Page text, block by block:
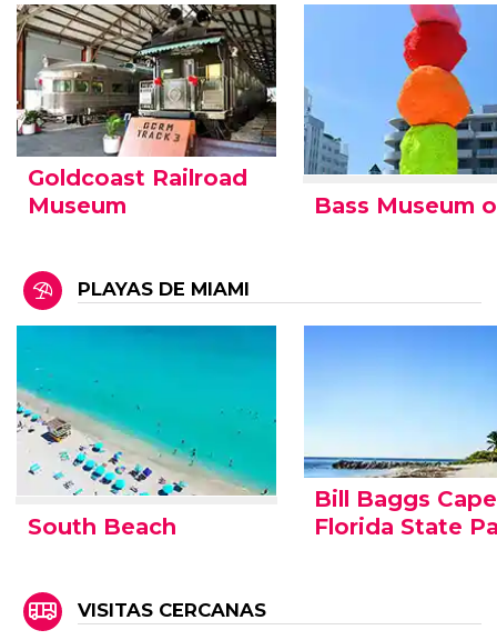
Goldcoast Railroad
Museum
Bass Museum
PLAYAS DE MIAMI
South Beach
Bill Baggs Cape
Florida State
VISITAS CERCANAS